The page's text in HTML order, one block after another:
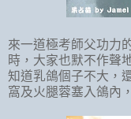
來一道極考師父功力
時，大家也默不作聲
知道乳鴿個子不大，
窩及火腿蓉塞入鴿內